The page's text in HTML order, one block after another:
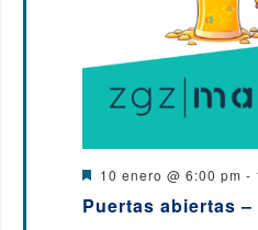
Puertas abiertas
D
s
10 enero @ 6:00 pm -